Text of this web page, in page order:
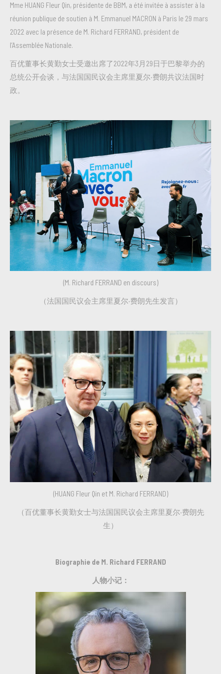
Mme HUANG Fleur Qin, présidente de BBM, a été invitée à assister à la
réunion publique de soutien à M. Emmanuel MACRON à Paris le 29 mars
2022 avec la présence de M. Richard FERRAND, président de
l’Assemblée Nationale.
百优董事长黄勤女士受邀出席了2022年3月29日于巴黎举办的
总统公开会谈，与法国国民议会主席里夏尔·费朗共议法国时
政。
(M. Richard FERRAND en discours)
（法国国民议会主席里夏尔·费朗先生发言）
(HUANG Fleur Qin et M. Richard FERRAND)
（百优董事长黄勤女士与法国国民议会主席里夏尔·费朗先
生）
Biographie de M. Richard FERRAND
人物小记：